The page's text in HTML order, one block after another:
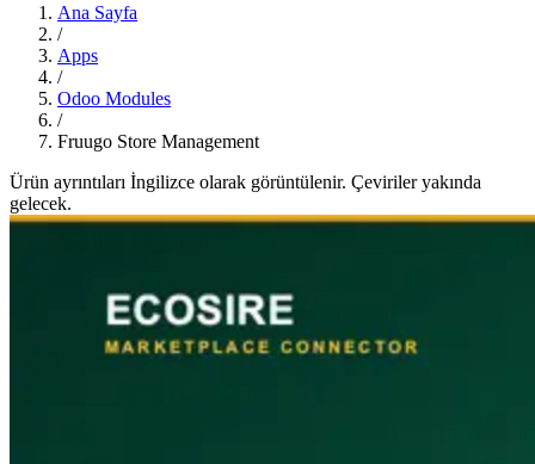
Ana Sayfa
/
Apps
/
Odoo Modules
/
Fruugo Store Management
Ürün ayrıntıları İngilizce olarak görüntülenir. Çeviriler yakında
gelecek.